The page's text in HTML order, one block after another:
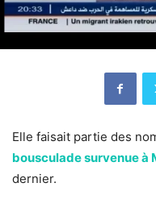
Elle faisait partie des
bousculade survenue à
dernier.